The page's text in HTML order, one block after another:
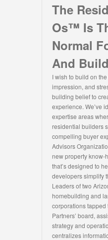
The
Os™ Is
Normal
And
I wish to build on
impression, and
building belief to
experience. We’ve
expertise areas
residential builders
compelling buyer
Advisors
new property know-
that’s designed to
developers simplify
Leaders of two
homebuilding and
corporations
Partners’ board,
strategy and
centralizes